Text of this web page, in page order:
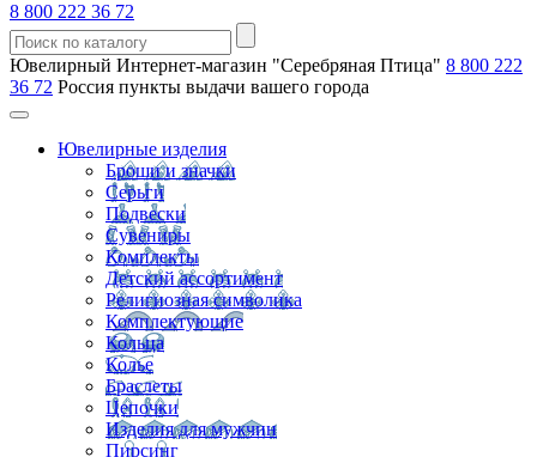
8 800 222 36 72
Ювелирный Интернет-магазин "Серебряная Птица" 8 800 222
36 72 Россия пункты выдачи вашего города
Ювелирные изделия
Броши и значки
Серьги
Подвески
Сувениры
Комплекты
Детский ассортимент
Религиозная символика
Комплектующие
Кольца
Колье
Браслеты
Цепочки
Изделия для мужчин
Пирсинг